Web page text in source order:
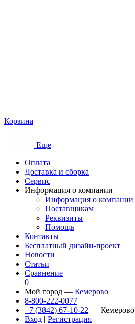
Корзина
Еще
Оплата
Доставка и сборка
Сервис
Информация о компании
Информация о компании
Поставщикам
Реквизиты
Помощь
Контакты
Бесплатный дизайн-проект
Новости
Статьи
Сравнение
0
Мой город — Кемерово
8-800-222-0077
+7 (3842) 67-10-22 — Кемерово
Вход | Регистрация